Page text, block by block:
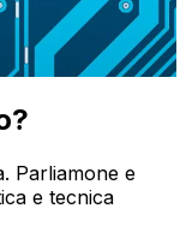
Parliamone e
e tecnica